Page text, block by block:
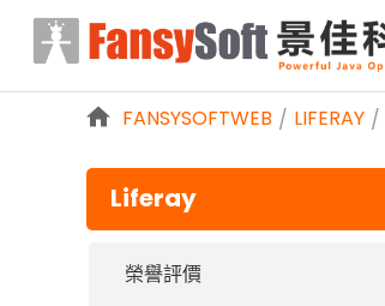
略過到內容
FANSYSOFTWEB / LIFERAY /
Liferay
榮譽評價